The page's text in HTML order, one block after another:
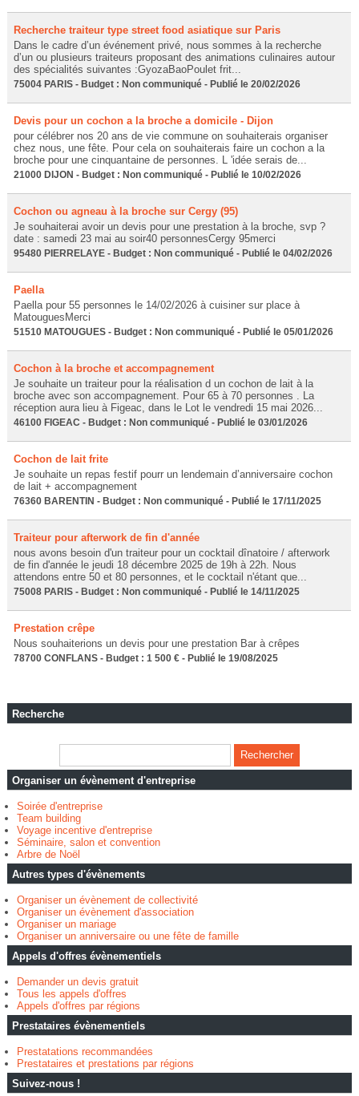
Recherche traiteur type street food asiatique sur Paris
Dans le cadre d’un événement privé, nous sommes à la recherche
d’un ou plusieurs traiteurs proposant des animations culinaires autour
des spécialités suivantes :GyozaBaoPoulet frit...
75004 PARIS - Budget : Non communiqué - Publié le 20/02/2026
Devis pour un cochon a la broche a domicile - Dijon
pour célébrer nos 20 ans de vie commune on souhaiterais organiser
chez nous, une fête. Pour cela on souhaiterais faire un cochon a la
broche pour une cinquantaine de personnes. L 'idée serais de...
21000 DIJON - Budget : Non communiqué - Publié le 10/02/2026
Cochon ou agneau à la broche sur Cergy (95)
Je souhaiterai avoir un devis pour une prestation à la broche, svp ?
date : samedi 23 mai au soir40 personnesCergy 95merci
95480 PIERRELAYE - Budget : Non communiqué - Publié le 04/02/2026
Paella
Paella pour 55 personnes le 14/02/2026 à cuisiner sur place à
MatouguesMerci
51510 MATOUGUES - Budget : Non communiqué - Publié le 05/01/2026
Cochon à la broche et accompagnement
Je souhaite un traiteur pour la réalisation d un cochon de lait à la
broche avec son accompagnement. Pour 65 à 70 personnes . La
réception aura lieu à Figeac, dans le Lot le vendredi 15 mai 2026...
46100 FIGEAC - Budget : Non communiqué - Publié le 03/01/2026
Cochon de lait frite
Je souhaite un repas festif pourr un lendemain d’anniversaire cochon
de lait + accompagnement
76360 BARENTIN - Budget : Non communiqué - Publié le 17/11/2025
Traiteur pour afterwork de fin d'année
nous avons besoin d'un traiteur pour un cocktail dînatoire / afterwork
de fin d'année le jeudi 18 décembre 2025 de 19h à 22h. Nous
attendons entre 50 et 80 personnes, et le cocktail n'étant que...
75008 PARIS - Budget : Non communiqué - Publié le 14/11/2025
Prestation crêpe
Nous souhaiterions un devis pour une prestation Bar à crêpes
78700 CONFLANS - Budget : 1 500 € - Publié le 19/08/2025
Recherche
Organiser un évènement d'entreprise
Soirée d'entreprise
Team building
Voyage incentive d'entreprise
Séminaire, salon et convention
Arbre de Noël
Autres types d'évènements
Organiser un évènement de collectivité
Organiser un évènement d'association
Organiser un mariage
Organiser un anniversaire ou une fête de famille
Appels d'offres évènementiels
Demander un devis gratuit
Tous les appels d'offres
Appels d'offres par régions
Prestataires évènementiels
Prestatations recommandées
Prestataires et prestations par régions
Suivez-nous !